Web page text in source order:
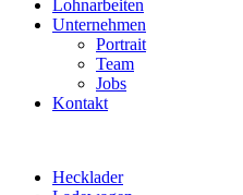
Lohnarbeiten
Unternehmen
Portrait
Team
Jobs
Kontakt
Hecklader